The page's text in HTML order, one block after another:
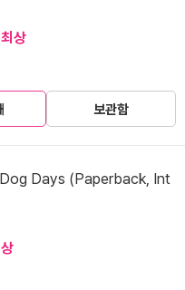
최상
보관함
Days (Paperback, Int
상